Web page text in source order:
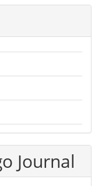
Journal